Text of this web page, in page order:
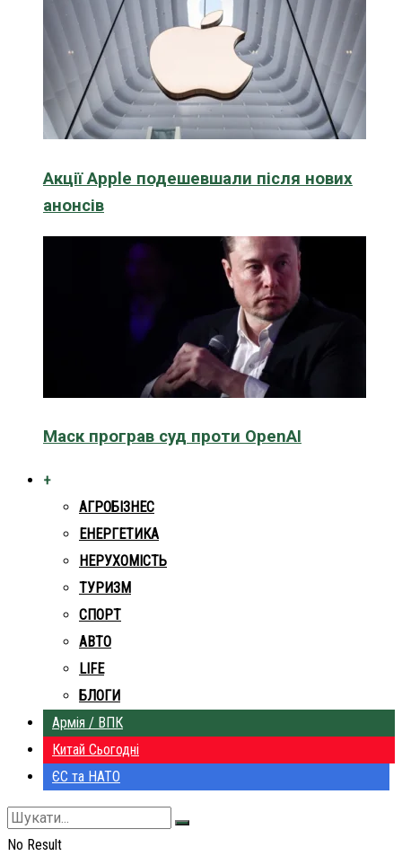
Акції Apple подешевшали після нових
анонсів
Маск програв суд проти OpenAI
+
АГРОБІЗНЕС
ЕНЕРГЕТИКА
НЕРУХОМІСТЬ
ТУРИЗМ
СПОРТ
АВТО
LIFE
БЛОГИ
Армія / ВПК
Китай Сьогодні
ЄС та НАТО
No Result